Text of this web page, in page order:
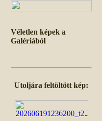
Véletlen képek a
Galériából
Utoljára feltöltött kép: